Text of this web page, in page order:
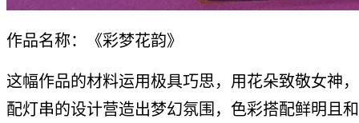
作品名称：《彩梦花韵》
这幅作品的材料运用极具巧思，用花朵致敬女神
配灯串的设计营造出梦幻氛围，色彩搭配鲜明且